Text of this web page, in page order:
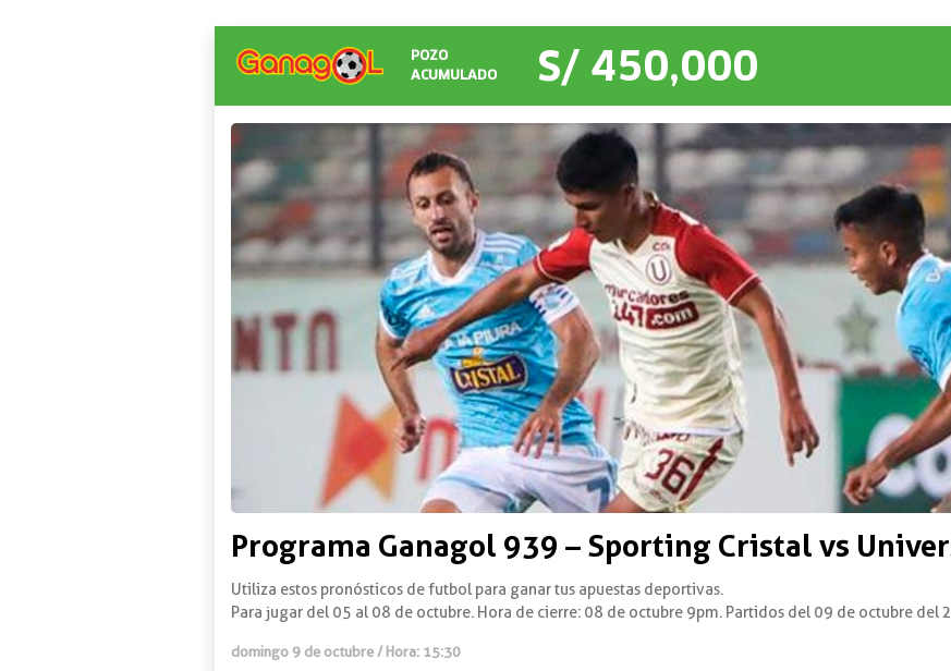
POZO
ACUMULADO
S/ 450,000
Programa Ganagol 939 – Sporting Cristal vs
Utiliza estos pronósticos de futbol para ganar tus apuestas deportivas.
Para jugar del 05 al 08 de octubre. Hora de cierre: 08 de octubre 9pm. Partidos del 09 de octubre del
domingo 9 de octubre / Hora: 15:30